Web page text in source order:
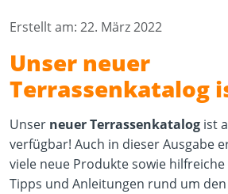
Erstellt am: 22. März 2022
Unser neuer
Terrassenkatalog
Unser neuer Terrassenkatalog ist
verfügbar! Auch in dieser Ausgabe
viele neue Produkte sowie
Tipps und Anleitungen rund um